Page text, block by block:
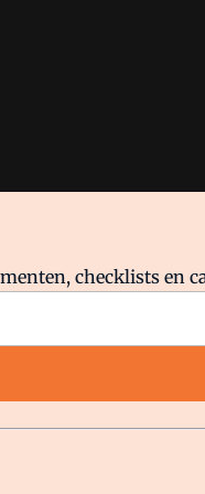
manifestwaar VMN
checklists en